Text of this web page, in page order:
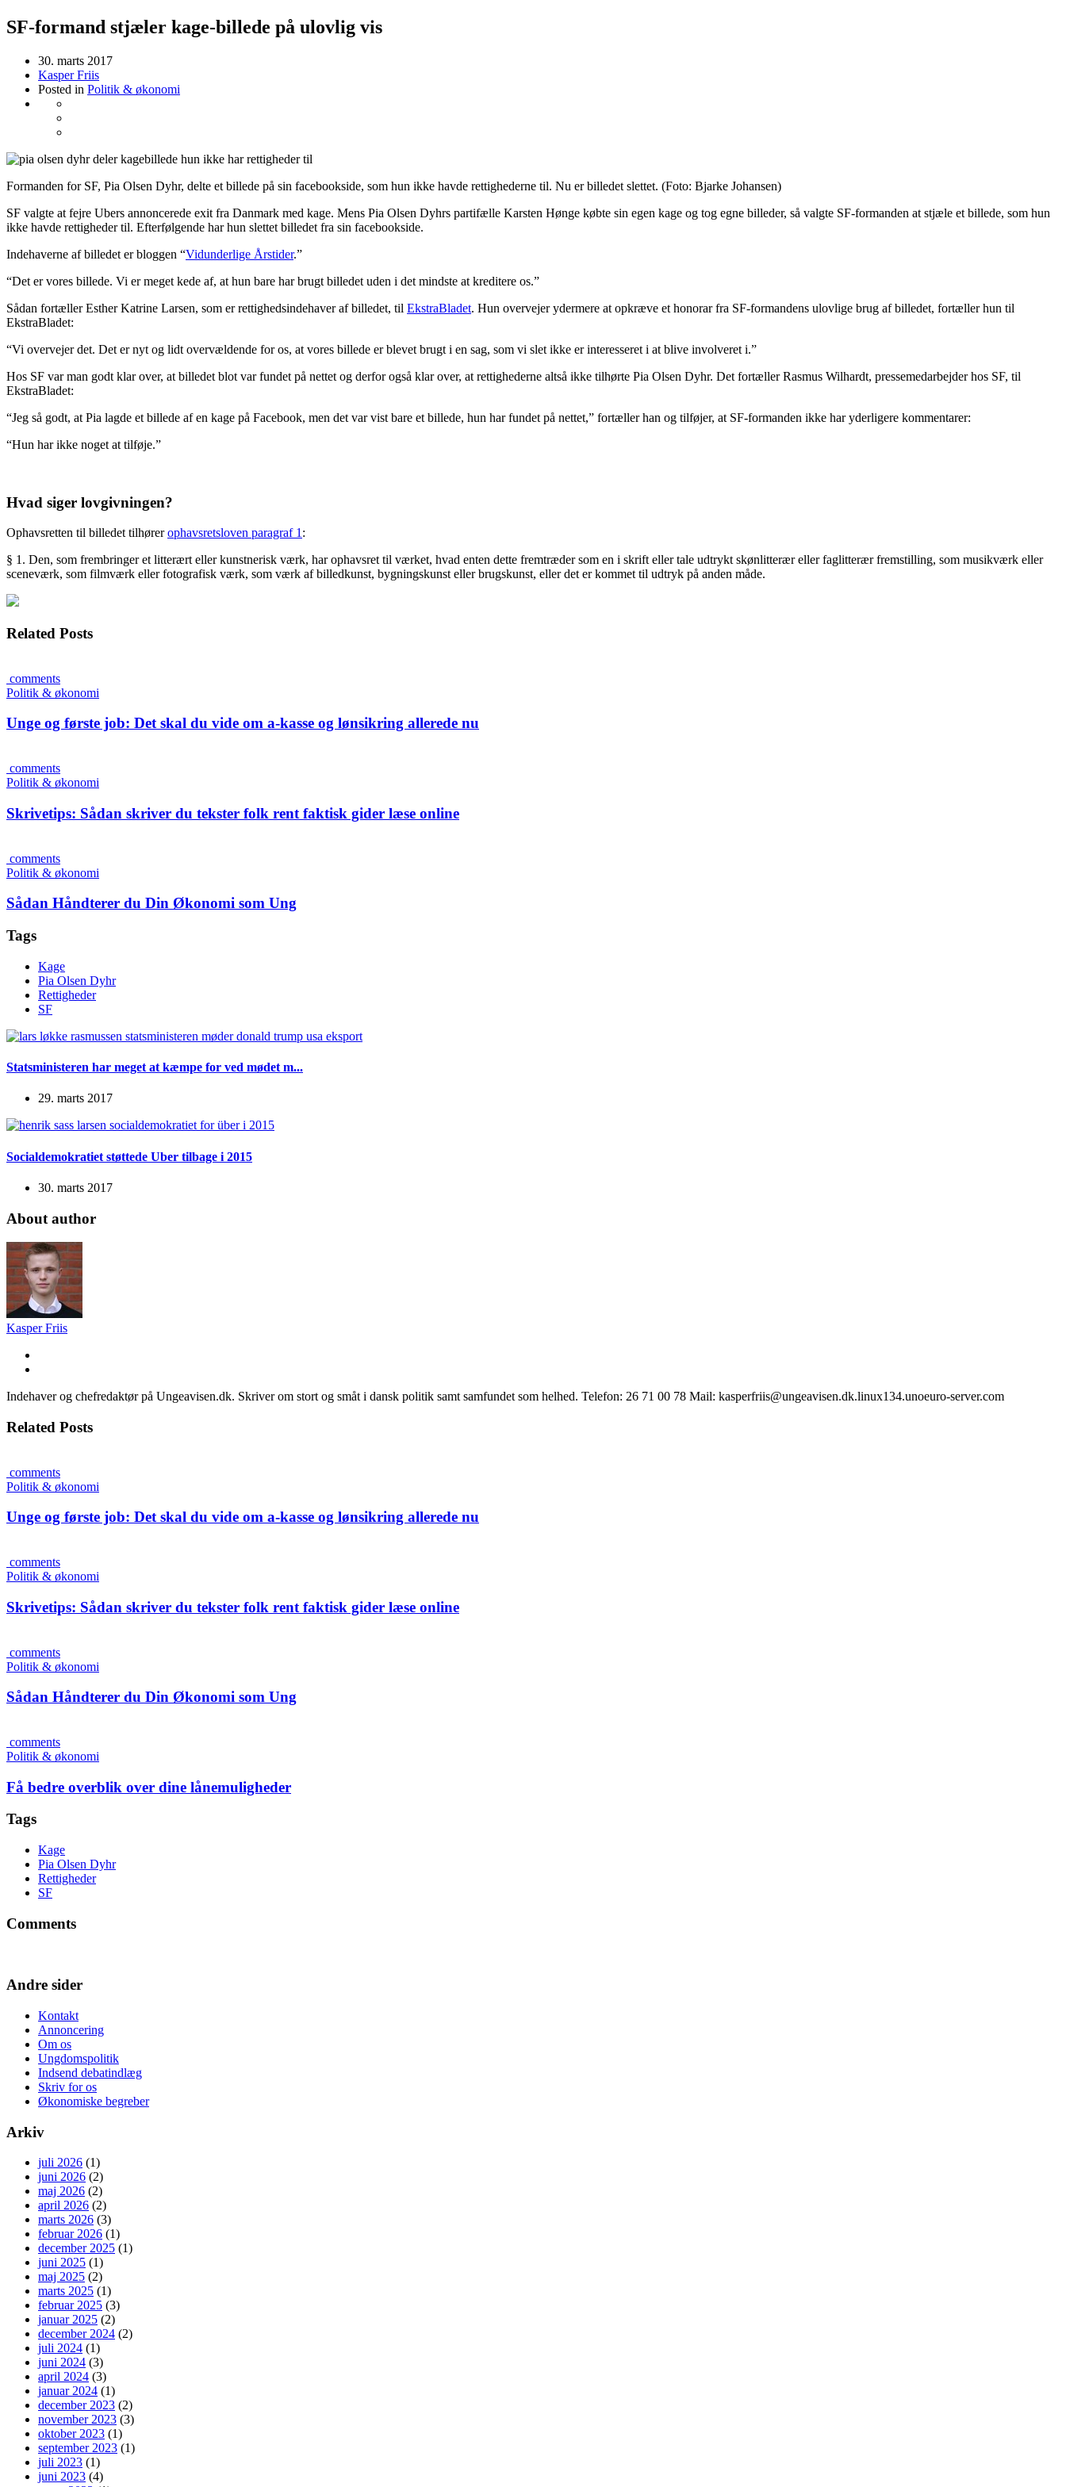
SF-formand stjæler kage-billede på ulovlig vis
30. marts 2017
Kasper Friis
Posted in Politik & økonomi
Formanden for SF, Pia Olsen Dyhr, delte et billede på sin facebookside, som hun ikke havde rettighederne til. Nu er billedet slettet. (Foto: Bjarke Johansen)
SF valgte at fejre Ubers annoncerede exit fra Danmark med kage. Mens Pia Olsen Dyhrs partifælle Karsten Hønge købte sin egen kage og tog egne billeder, så valgte SF-formanden at stjæle et billede, som hun
ikke havde rettigheder til. Efterfølgende har hun slettet billedet fra sin facebookside.
Indehaverne af billedet er bloggen “Vidunderlige Årstider.”
“Det er vores billede. Vi er meget kede af, at hun bare har brugt billedet uden i det mindste at kreditere os.”
Sådan fortæller Esther Katrine Larsen, som er rettighedsindehaver af billedet, til EkstraBladet. Hun overvejer ydermere at opkræve et honorar fra SF-formandens ulovlige brug af billedet, fortæller hun til
EkstraBladet:
“Vi overvejer det. Det er nyt og lidt overvældende for os, at vores billede er blevet brugt i en sag, som vi slet ikke er interesseret i at blive involveret i.”
Hos SF var man godt klar over, at billedet blot var fundet på nettet og derfor også klar over, at rettighederne altså ikke tilhørte Pia Olsen Dyhr. Det fortæller Rasmus Wilhardt, pressemedarbejder hos SF, til
EkstraBladet:
“Jeg så godt, at Pia lagde et billede af en kage på Facebook, men det var vist bare et billede, hun har fundet på nettet,” fortæller han og tilføjer, at SF-formanden ikke har yderligere kommentarer:
“Hun har ikke noget at tilføje.”
Hvad siger lovgivningen?
Ophavsretten til billedet tilhørerophavsretsloven paragraf 1 :
§ 1. Den, som frembringer et litterært eller kunstnerisk værk, har ophavsret til værket, hvad enten dette fremtræder som en i skrift eller tale udtrykt skønlitterær eller faglitterær fremstilling, som musikværk eller
sceneværk, som filmværk eller fotografisk værk, som værk af billedkunst, bygningskunst eller brugskunst, eller det er kommet til udtryk på anden måde.
Related Posts
comments
Politik & økonomi
Unge og første job: Det skal du vide om a-kasse og lønsikring allerede nu
comments
Politik & økonomi
Skrivetips: Sådan skriver du tekster folk rent faktisk gider læse online
comments
Politik & økonomi
Sådan Håndterer du Din Økonomi som Ung
Tags
Kage
Pia Olsen Dyhr
Rettigheder
SF
Statsministeren har meget at kæmpe for ved mødet m...
29. marts 2017
Socialdemokratiet støttede Uber tilbage i 2015
30. marts 2017
About author
Kasper Friis
Indehaver og chefredaktør på Ungeavisen.dk. Skriver om stort og småt i dansk politik samt samfundet som helhed. Telefon: 26 71 00 78 Mail: kasperfriis@ungeavisen.dk.linux134.unoeuro-server.com
Related Posts
comments
Politik & økonomi
Unge og første job: Det skal du vide om a-kasse og lønsikring allerede nu
comments
Politik & økonomi
Skrivetips: Sådan skriver du tekster folk rent faktisk gider læse online
comments
Politik & økonomi
Sådan Håndterer du Din Økonomi som Ung
comments
Politik & økonomi
Få bedre overblik over dine lånemuligheder
Tags
Kage
Pia Olsen Dyhr
Rettigheder
SF
Comments
Andre sider
Kontakt
Annoncering
Om os
Ungdomspolitik
Indsend debatindlæg
Skriv for os
Økonomiske begreber
Arkiv
juli 2026 (1)
juni 2026 (2)
maj 2026 (2)
april 2026 (2)
marts 2026 (3)
februar 2026 (1)
december 2025 (1)
juni 2025 (1)
maj 2025 (2)
marts 2025 (1)
februar 2025 (3)
januar 2025 (2)
december 2024 (2)
juli 2024 (1)
juni 2024 (3)
april 2024 (3)
januar 2024 (1)
december 2023 (2)
november 2023 (3)
oktober 2023 (1)
september 2023 (1)
juli 2023 (1)
juni 2023 (4)